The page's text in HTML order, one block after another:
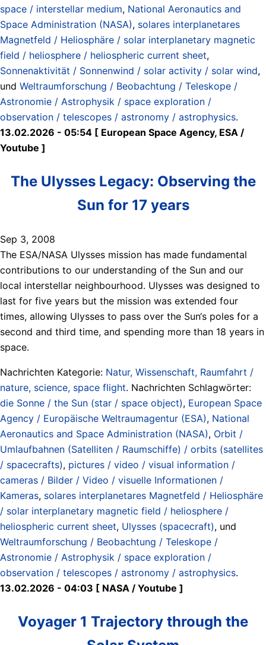
space / interstellar medium, National Aeronautics and
Space Administration (NASA), solares interplanetares
Magnetfeld / Heliosphäre / solar interplanetary magnetic
field / heliosphere / heliospheric current sheet,
Sonnenaktivität / Sonnenwind / solar activity / solar wind,
und Weltraumforschung / Beobachtung / Teleskope /
Astronomie / Astrophysik / space exploration /
observation / telescopes / astronomy / astrophysics.
13.02.2026 - 05:54 [ European Space Agency, ESA /
Youtube ]
The Ulysses Legacy: Observing the
Sun for 17 years
Sep 3, 2008
The ESA/NASA Ulysses mission has made fundamental
contributions to our understanding of the Sun and our
local interstellar neighbourhood. Ulysses was designed to
last for five years but the mission was extended four
times, allowing Ulysses to pass over the Sun‘s poles for a
second and third time, and spending more than 18 years in
space.
Nachrichten Kategorie: Natur, Wissenschaft, Raumfahrt /
nature, science, space flight. Nachrichten Schlagwörter:
die Sonne / the Sun (star / space object), European Space
Agency / Europäische Weltraumagentur (ESA), National
Aeronautics and Space Administration (NASA), Orbit /
Umlaufbahnen (Satelliten / Raumschiffe) / orbits (satellites
/ spacecrafts), pictures / video / visual information /
cameras / Bilder / Video / visuelle Informationen /
Kameras, solares interplanetares Magnetfeld / Heliosphäre
/ solar interplanetary magnetic field / heliosphere /
heliospheric current sheet, Ulysses (spacecraft), und
Weltraumforschung / Beobachtung / Teleskope /
Astronomie / Astrophysik / space exploration /
observation / telescopes / astronomy / astrophysics.
13.02.2026 - 04:03 [ NASA / Youtube ]
Voyager 1 Trajectory through the